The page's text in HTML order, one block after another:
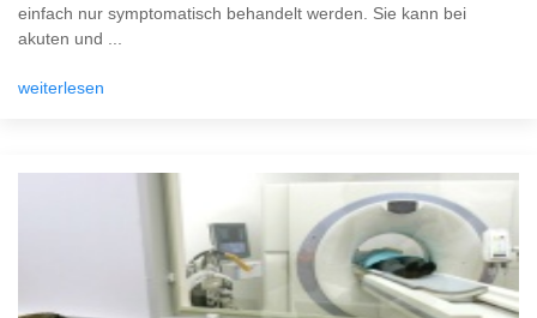
einfach nur symptomatisch behandelt werden. Sie kann bei
akuten und ...
weiterlesen